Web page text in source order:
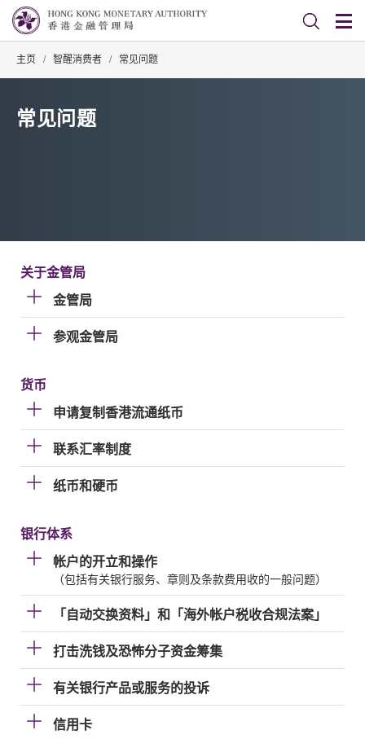
主页 / 智醒消费者 / 常见问题
常见问题
关于金管局
金管局
参观金管局
货币
申请复制香港流通纸币
联系汇率制度
纸币和硬币
银行体系
帐户的开立和操作
（包括有关银行服务、章则及条款费用收的一般问题）
「自动交换资料」和「海外帐户税收合规法案」
打击洗钱及恐怖分子资金筹集
有关银行产品或服务的投诉
信用卡